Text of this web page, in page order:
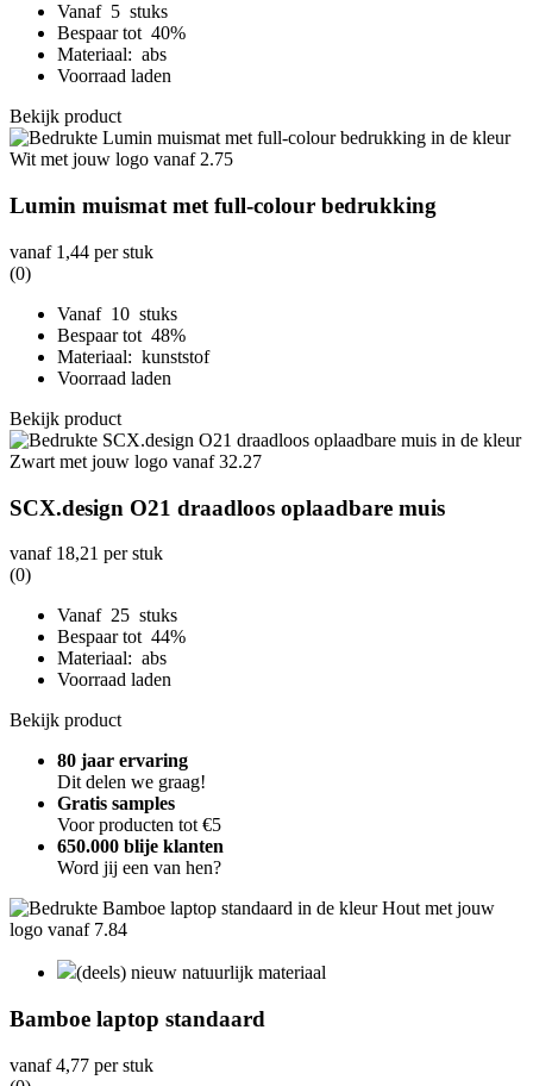
Vanaf 5 stuks
Bespaar tot 40%
Materiaal: abs
Voorraad laden
Bekijk product
Lumin muismat met full-colour bedrukking
vanaf 1,44 per stuk
(0)
Vanaf 10 stuks
Bespaar tot 48%
Materiaal: kunststof
Voorraad laden
Bekijk product
SCX.design O21 draadloos oplaadbare muis
vanaf 18,21 per stuk
(0)
Vanaf 25 stuks
Bespaar tot 44%
Materiaal: abs
Voorraad laden
Bekijk product
80 jaar ervaring
Dit delen we graag!
Gratis samples
Voor producten tot €5
650.000 blije klanten
Word jij een van hen?
(deels) nieuw natuurlijk materiaal
Bamboe laptop standaard
vanaf4,77 per stuk